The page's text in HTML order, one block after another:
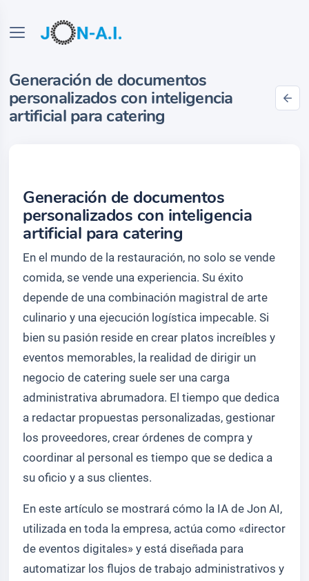
Generación de documentos
personalizados con inteligencia
artificial para catering
Generación de documentos
personalizados con inteligencia
artificial para catering
En el mundo de la restauración, no solo se vende
comida, se vende una experiencia. Su éxito
depende de una combinación magistral de arte
culinario y una ejecución logística impecable. Si
bien su pasión reside en crear platos increíbles y
eventos memorables, la realidad de dirigir un
negocio de catering suele ser una carga
administrativa abrumadora. El tiempo que dedica
a redactar propuestas personalizadas, gestionar
los proveedores, crear órdenes de compra y
coordinar al personal es tiempo que se dedica a
su oficio y a sus clientes.
En este artículo se mostrará cómo la IA de Jon AI,
utilizada en toda la empresa, actúa como «director
de eventos digitales» y está diseñada para
automatizar los flujos de trabajo administrativos y